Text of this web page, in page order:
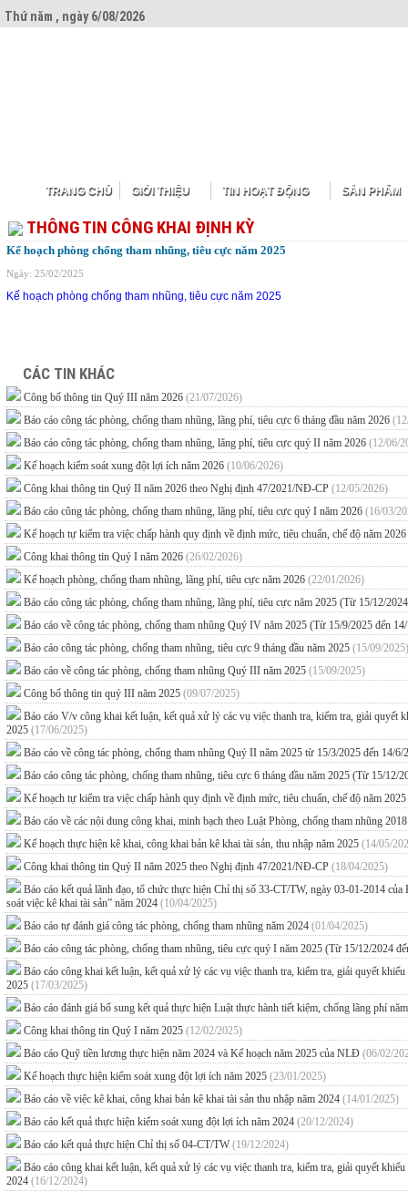
Thứ năm , ngày 6/08/2026
TRANG CHỦ GIỚI THIỆU TIN HOẠT ĐỘNG SẢN PHẨM
THÔNG TIN CÔNG KHAI ĐỊNH KỲ
Kế hoạch phòng chống tham nhũng, tiêu cực năm 2025
Ngày: 25/02/2025
Kế hoạch phòng chống tham nhũng, tiêu cực năm 2025
CÁC TIN KHÁC
Công bố thông tin Quý III năm 2026 (21/07/2026)
Báo cáo công tác phòng, chống tham nhũng, lãng phí, tiêu cực 6 tháng đầu năm 2026
Báo cáo công tác phòng, chống tham nhũng, lãng phí, tiêu cực quý II năm 2026 (12/06/
Kế hoạch kiểm soát xung đột lợi ích năm 2026 (10/06/2026)
Công khai thông tin Quý II năm 2026 theo Nghị định 47/2021/NĐ-CP (12/05/2026)
Báo cáo công tác phòng, chống tham nhũng, lãng phí, tiêu cực quý I năm 2026 (16/03/
Kế hoạch tự kiểm tra việc chấp hành quy định về định mức, tiêu chuẩn, chế độ năm 2026
Công khai thông tin Quý I năm 2026 (26/02/2026)
Kế hoạch phòng, chống tham nhũng, lãng phí, tiêu cực năm 2026 (22/01/2026)
Báo cáo công tác phòng, chống tham nhũng, lãng phí, tiêu cực năm 2025 (Từ 15/12/
Báo cáo về công tác phòng, chống tham nhũng Quý IV năm 2025 (Từ 15/9/2025 đến
Báo cáo công tác phòng, chống tham nhũng, tiêu cực 9 tháng đầu năm 2025 (15/09/2025)
Báo cáo về công tác phòng, chống tham nhũng Quý III năm 2025 (15/09/2025)
Công bố thông tin quý III năm 2025 (09/07/2025)
Báo cáo V/v công khai kết luận, kết quả xử lý các vụ việc thanh tra, kiểm tra, giải
2025 (17/06/2025)
Báo cáo về công tác phòng, chống tham nhũng Quý II năm 2025 từ 15/3/2025 đến 14/
Báo cáo công tác phòng, chống tham nhũng, tiêu cực 6 tháng đầu năm 2025 (Từ 15/12/
Kế hoạch tự kiểm tra việc chấp hành quy định về định mức, tiêu chuẩn, chế độ năm 2025
Báo cáo về các nội dung công khai, minh bạch theo Luật Phòng, chống tham nhũng
Kế hoạch thực hiện kê khai, công khai bản kê khai tài sản, thu nhập năm 2025 (14/05/
Công khai thông tin Quý II năm 2025 theo Nghị định 47/2021/NĐ-CP (18/04/2025)
Báo cáo kết quả lãnh đạo, tổ chức thực hiện Chỉ thị số 33-CT/TW, ngày 03-01-2014
soát việc kê khai tài sản” năm 2024 (10/04/2025)
Báo cáo tự đánh giá công tác phòng, chống tham nhũng năm 2024 (01/04/2025)
Báo cáo công tác phòng, chống tham nhũng, tiêu cực quý I năm 2025 (Từ 15/12/2024
Báo cáo công khai kết luận, kết quả xử lý các vụ việc thanh tra, kiểm tra, giải quyết
2025 (17/03/2025)
Báo cáo đánh giá bổ sung kết quả thực hiện Luật thực hành tiết kiệm, chống lãng phí
Công khai thông tin Quý I năm 2025 (12/02/2025)
Báo cáo Quỹ tiền lương thực hiện năm 2024 và Kế hoạch năm 2025 của NLĐ (06/02/
Kế hoạch thực hiện kiểm soát xung đột lợi ích năm 2025 (23/01/2025)
Báo cáo về việc kê khai, công khai bản kê khai tài sản thu nhập năm 2024 (14/01/2025)
Báo cáo kết quả thực hiện kiểm soát xung đột lợi ích năm 2024 (20/12/2024)
Báo cáo kết quả thực hiện Chỉ thị số 04-CT/TW (19/12/2024)
Báo cáo công khai kết luận, kết quả xử lý các vụ việc thanh tra, kiểm tra, giải quyết
2024 (16/12/2024)